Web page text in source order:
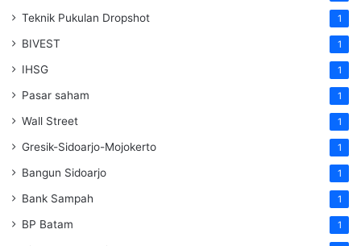
Teknik Pukulan Dropshot 1
BIVEST 1
IHSG 1
Pasar saham 1
Wall Street 1
Gresik-Sidoarjo-Mojokerto 1
Bangun Sidoarjo 1
Bank Sampah 1
BP Batam 1